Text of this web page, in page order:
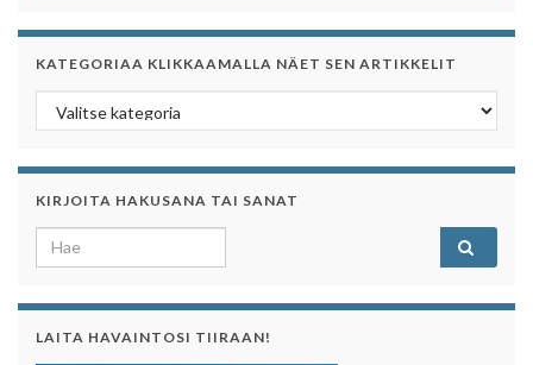
KATEGORIAA KLIKKAAMALLA NÄET SEN ARTIKKELIT
Kategoriaa klikkaamalla näet sen artikkelit
KIRJOITA HAKUSANA TAI SANAT
Search for:
LAITA HAVAINTOSI TIIRAAN!